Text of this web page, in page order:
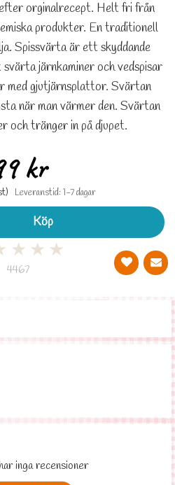
orginalrecept. Helt fri från
produkter. En traditionell
Spissvärta är ett skyddande
järnkaminer och vedspisar
med gjutjärnsplattor. Svärtan
när man värmer den. Svärtan
och tränger in på djupet.
kr
Leveranstid: 1-7 dagar
Köp
★ ★ ★
4467
inga recensioner